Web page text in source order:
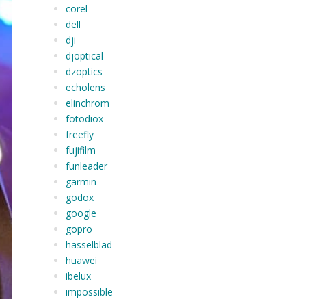
corel
dell
dji
djoptical
dzoptics
echolens
elinchrom
fotodiox
freefly
fujifilm
funleader
garmin
godox
google
gopro
hasselblad
huawei
ibelux
impossible